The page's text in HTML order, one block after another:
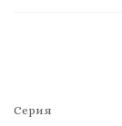
Серия